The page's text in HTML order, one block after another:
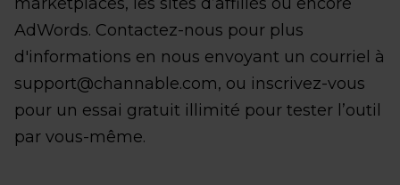
AdWords. Contactez-nous pour plus
d'informations en nous envoyant un courriel à
support@channable.com, ou inscrivez-vous
pour un essai gratuit illimité pour tester l’outil
par vous-même.